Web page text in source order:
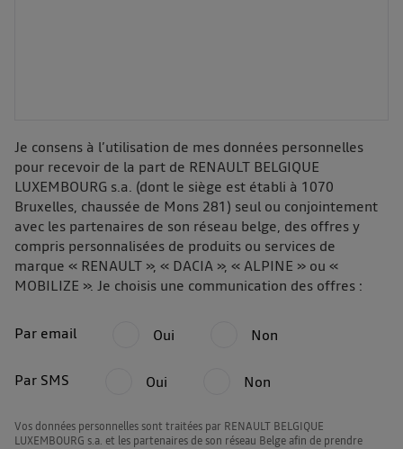
Je consens à l’utilisation de mes données personnelles
pour recevoir de la part de RENAULT BELGIQUE
LUXEMBOURG s.a. (dont le siège est établi à 1070
Bruxelles, chaussée de Mons 281) seul ou conjointement
avec les partenaires de son réseau belge, des offres y
compris personnalisées de produits ou services de
marque « RENAULT », « DACIA », « ALPINE » ou «
MOBILIZE ». Je choisis une communication des offres :
Par email Oui Non
Par SMS Oui Non
Vos données personnelles sont traitées par RENAULT BELGIQUE
LUXEMBOURG s.a. et les partenaires de son réseau Belge afin de prendre